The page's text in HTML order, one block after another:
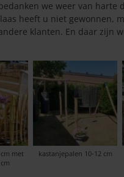
we weer van harte
heeft u niet gewonnen,
klanten. En daar zijn
met
kastanjepalen 10-12 cm